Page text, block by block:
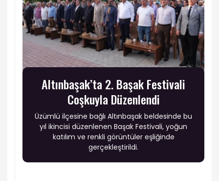
Altınbaşak’ta 2. Başak Festivali
Coşkuyla Düzenlendi
Üzümlü ilçesine bağlı Altınbaşak beldesinde bu
yıl ikincisi düzenlenen Başak Festivali, yoğun
katılım ve renkli görüntüler eşliğinde
gerçekleştirildi.